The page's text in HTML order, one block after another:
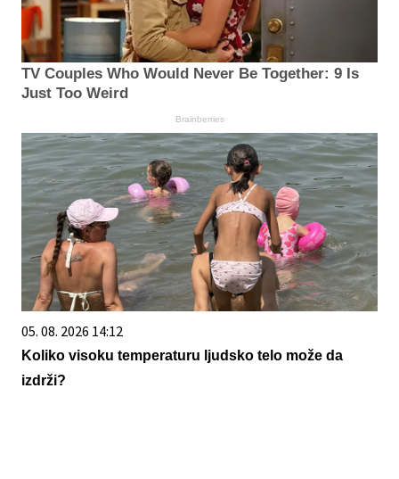
TV Couples Who Would Never Be Together: 9 Is
Just Too Weird
Brainberries
05. 08. 2026 14:12
Koliko visoku temperaturu ljudsko telo može da
izdrži?